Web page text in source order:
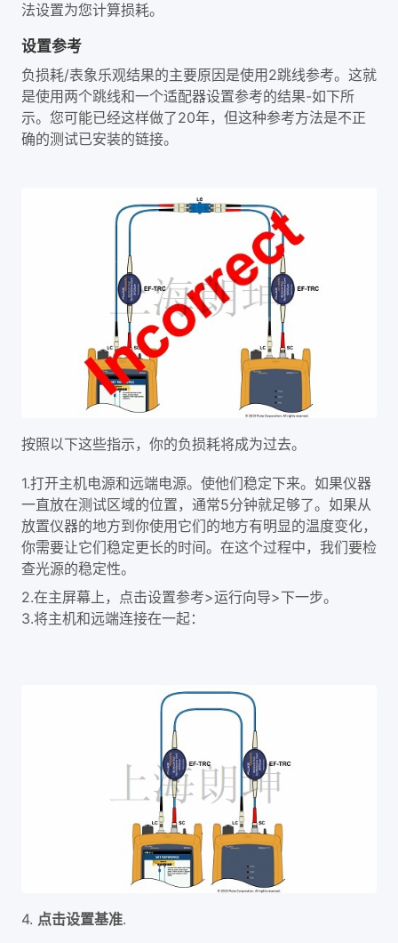
法设置为您计算损耗。
设置参考
负损耗/表象乐观结果的主要原因是使用2跳线参考。这就
是使用两个跳线和一个适配器设置参考的结果-如下所
示。您可能已经这样做了20年，但这种参考方法是不正
确的测试已安装的链接。
按照以下这些指示，你的负损耗将成为过去。
1.打开主机电源和远端电源。使他们稳定下来。如果仪器
一直放在测试区域的位置，通常5分钟就足够了。如果从
放置仪器的地方到你使用它们的地方有明显的温度变化，
你需要让它们稳定更长的时间。在这个过程中，我们要检
查光源的稳定性。
2.在主屏幕上，点击设置参考>运行向导>下一步。
3.将主机和远端连接在一起：
4. 点击设置基准.